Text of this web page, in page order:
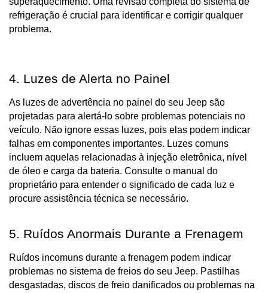
refrigeração é crucial para identificar e corrigir qualquer
problema.
4. Luzes de Alerta no Painel
As luzes de advertência no painel do seu Jeep são
projetadas para alertá-lo sobre problemas potenciais no
veículo. Não ignore essas luzes, pois elas podem indicar
falhas em componentes importantes. Luzes comuns
incluem aquelas relacionadas à injeção eletrônica, nível
de óleo e carga da bateria. Consulte o manual do
proprietário para entender o significado de cada luz e
procure assistência técnica se necessário.
5. Ruídos Anormais Durante a Frenagem
Ruídos incomuns durante a frenagem podem indicar
problemas no sistema de freios do seu Jeep. Pastilhas
desgastadas, discos de freio danificados ou problemas na